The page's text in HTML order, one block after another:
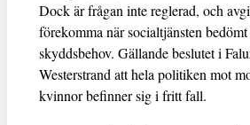
Dock är frågan inte reglerad, och
förekomma när socialtjänsten
skyddsbehov. Gällande beslutet i
Westerstrand att hela politiken mot
kvinnor befinner sig i fritt fall.